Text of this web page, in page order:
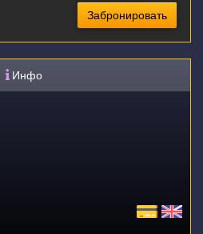
Забронировать
Инфо